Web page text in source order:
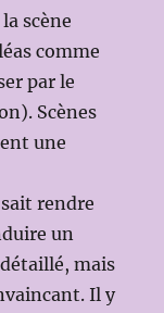
scène
comme
par le
Scènes
une
rendre
un
mais
Il y